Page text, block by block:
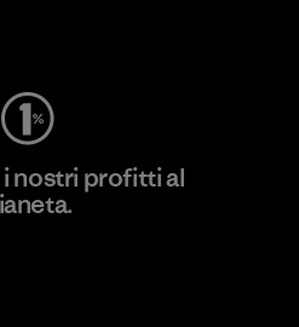
nostri profitti al